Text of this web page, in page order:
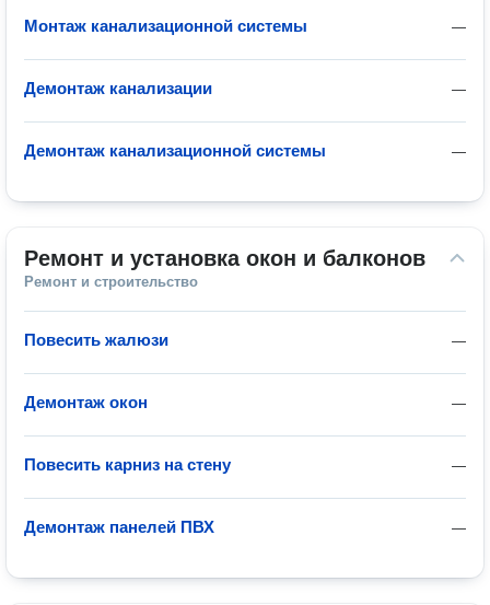
—
Монтаж канализационной системы
—
Демонтаж канализации
—
Демонтаж канализационной системы
Ремонт и установка окон и балконов
Ремонт и строительство
—
Повесить жалюзи
—
Демонтаж окон
—
Повесить карниз на стену
—
Демонтаж панелей ПВХ